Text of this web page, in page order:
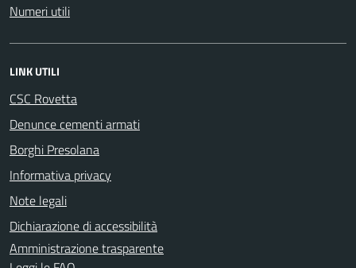
Numeri utili
LINK UTILI
CSC Rovetta
Denunce cementi armati
Borghi Presolana
Informativa privacy
Note legali
Dichiarazione di accessibilità
Amministrazione trasparente